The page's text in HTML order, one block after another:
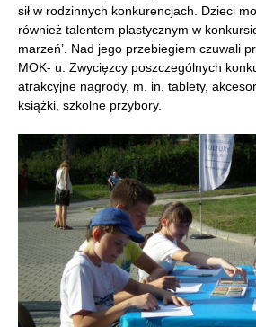
sił w rodzinnych konkurencjach. Dzieci
również talentem plastycznym w
marzeń’. Nad jego przebiegiem czuwali
MOK- u. Zwycięzcy poszczególnych
atrakcyjne nagrody, m. in. tablety,
książki, szkolne przybory.